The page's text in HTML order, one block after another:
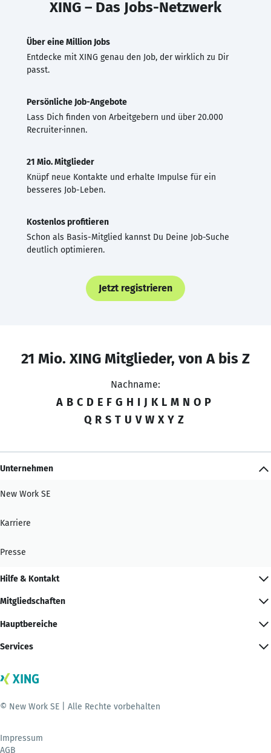
XING – Das Jobs-Netzwerk
Über eine Million Jobs
Entdecke mit XING genau den Job, der wirklich zu Dir
passt.
Persönliche Job-Angebote
Lass Dich finden von Arbeitgebern und über 20.000
Recruiter·innen.
21 Mio. Mitglieder
Knüpf neue Kontakte und erhalte Impulse für ein
besseres Job-Leben.
Kostenlos profitieren
Schon als Basis-Mitglied kannst Du Deine Job-Suche
deutlich optimieren.
Jetzt registrieren
21 Mio. XING Mitglieder, von A bis Z
Nachname:
A B C D E F G H I J K L M N O P
Q R S T U V W X Y Z
Unternehmen
New Work SE
Karriere
Presse
Hilfe & Kontakt
Mitgliedschaften
Hauptbereiche
Services
© New Work SE | Alle Rechte vorbehalten
Impressum
AGB